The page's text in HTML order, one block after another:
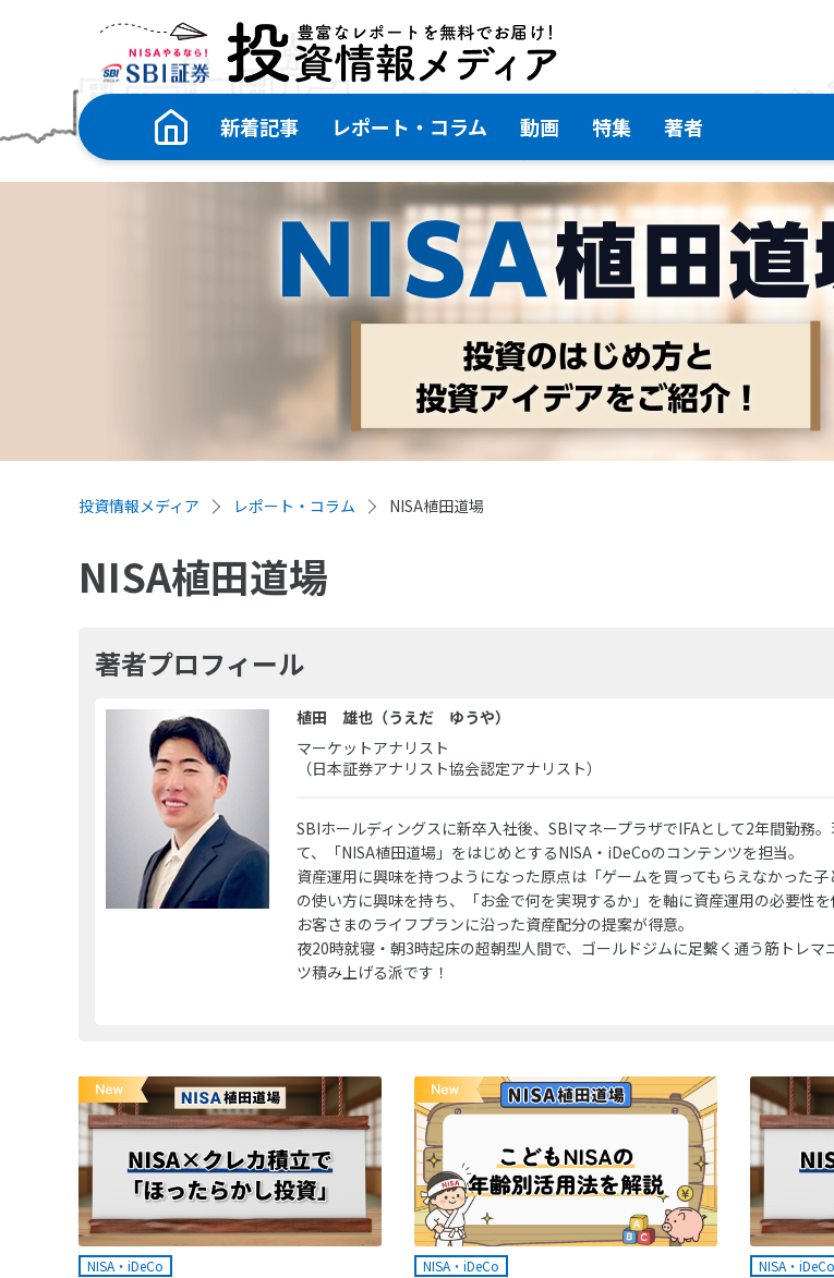
新着記事 レポート・コラム 動画 特集 著者
投資情報メディア レポート・コラム NISA植田道場
NISA植田道場
著者プロフィール
植田 雄也（うえだ ゆうや）
マーケットアナリスト
（日本証券アナリスト協会認定アナリスト）
SBIホールディングスに新卒入社後、SBIマネープラザでIFAとして2年間勤務
て、「NISA植田道場」をはじめとするNISA・iDeCoのコンテンツを担当。
資産運用に興味を持つようになった原点は「ゲームを買ってもらえなかった
の使い方に興味を持ち、「お金で何を実現するか」を軸に資産運用の必要性を
お客さまのライフプランに沿った資産配分の提案が得意。
夜20時就寝・朝3時起床の超朝型人間で、ゴールドジムに足繫く通う筋トレマ
ツ積み上げる派です！
NISA・iDeCo NISA・iDeCo NISA・iDeCo